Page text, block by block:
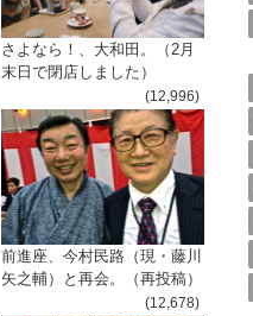
さよなら！、大和田。（2月
末日で閉店しました）
(12,996)
前進座、今村民路（現・藤川
矢之輔）と再会。（再投稿）
(12,678)